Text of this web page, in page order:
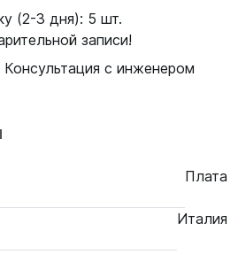
(2-3 дня): 5 шт.
записи!
Консультация с инженером
Плата
Италия